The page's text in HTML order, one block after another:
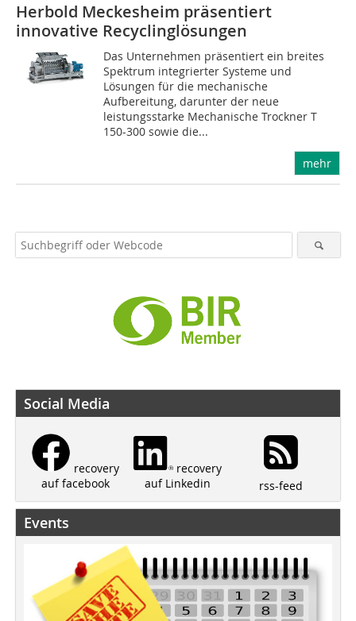
Herbold Meckesheim präsentiert
innovative Recyclinglösungen
Das Unternehmen präsentiert ein breites
Spektrum integrierter Systeme und
Lösungen für die mechanische
Aufbereitung, darunter der neue
leistungsstarke Mechanische Trockner T
150-300 sowie die...
mehr
Social Media
recovery
auf facebook
recovery
auf Linkedin
rss-feed
Events